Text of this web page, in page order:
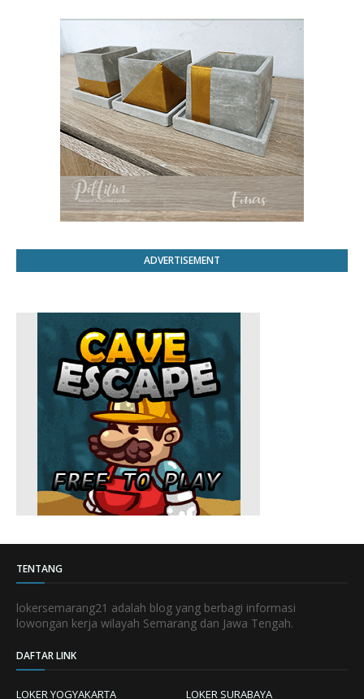
ADVERTISEMENT
TENTANG
lokersemarang21 adalah blog yang berbagi informasi
lowongan kerja wilayah Semarang dan Jawa Tengah.
DAFTAR LINK
LOKER YOGYAKARTA LOKER SURABAYA